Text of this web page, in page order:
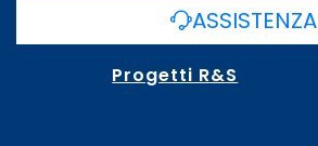
ASSISTENZA
Progetti R&S